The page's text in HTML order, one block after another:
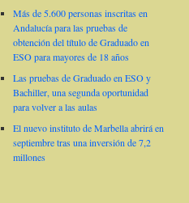
Más de 5.600 personas inscritas en
Andalucía para las pruebas de
obtención del título de Graduado en
ESO para mayores de 18 años
Las pruebas de Graduado en ESO y
Bachiller, una segunda oportunidad
para volver a las aulas
El nuevo instituto de Marbella abrirá en
septiembre tras una inversión de 7,2
millones